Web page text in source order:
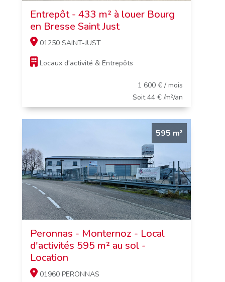
Entrepôt - 433 m² à louer Bourg
en Bresse Saint Just
01250 SAINT-JUST
Locaux d'activité & Entrepôts
1 600 € / mois
Soit 44 € /m²/an
595 m²
Peronnas - Monternoz - Local
d'activités 595 m² au sol -
Location
01960 PERONNAS